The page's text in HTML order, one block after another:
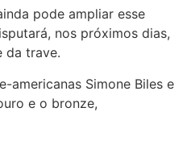
pode ampliar esse
nos próximos dias,
da trave.
americanas Simone Biles e
e o bronze,